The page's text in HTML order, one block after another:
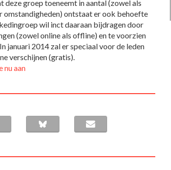
deze groep toeneemt in aantal (zowel als
omstandigheden) ontstaat er ook behoefte
wil inct daaraan bijdragen door
(zowel online als offline) en te voorzien
januari 2014 zal er speciaal voor de leden
verschijnen (gratis).
nu aan